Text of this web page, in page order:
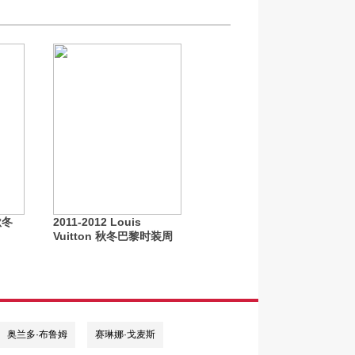
2011-2012 Louis
Vuitton 秋冬巴黎时装周
奥兰多·布鲁姆 赛琳娜·戈麦斯